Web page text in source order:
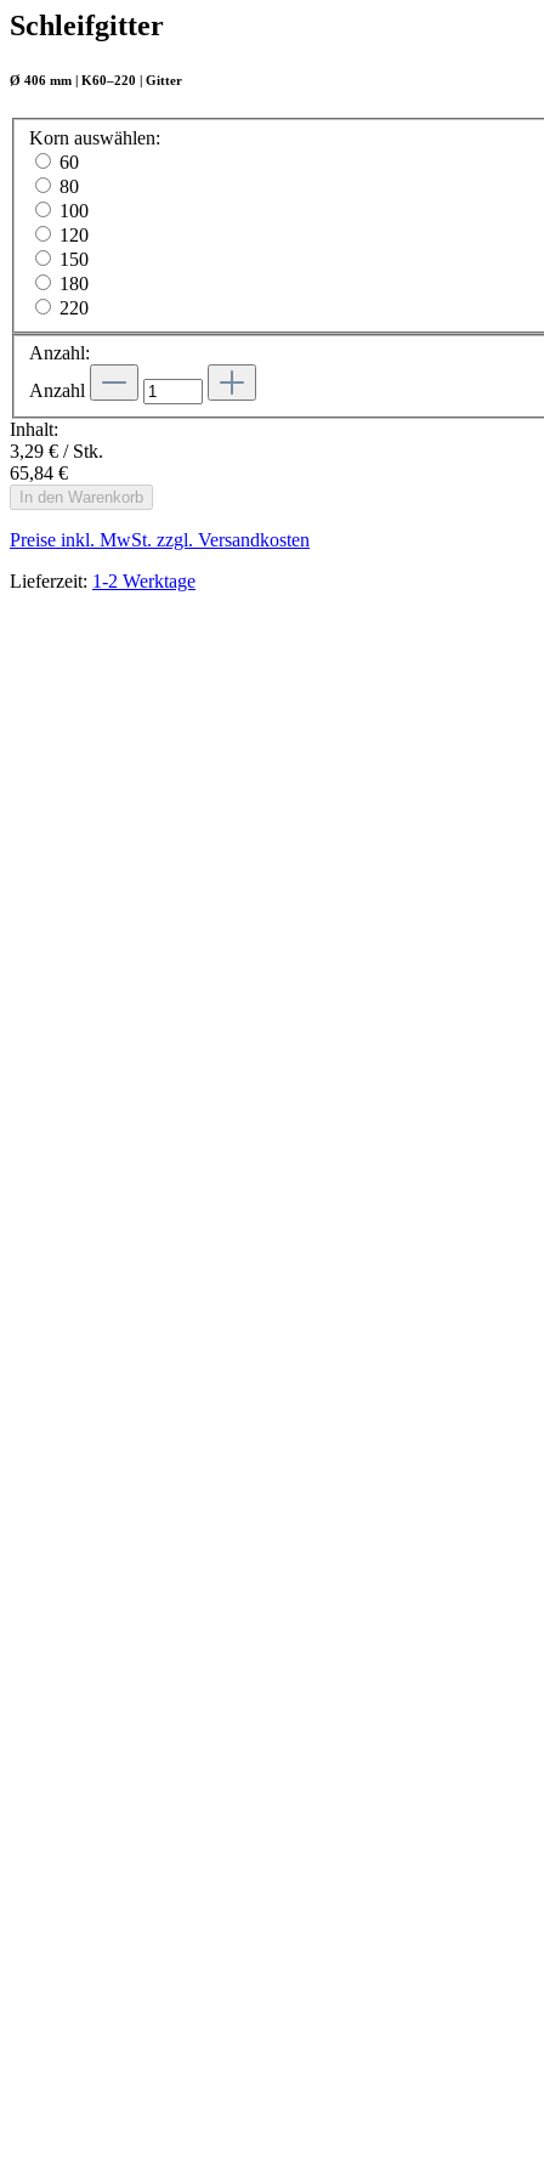
Schleifgitter
Ø 406 mm | K60–220 | Gitter
Korn auswählen:
60
80
100
120
150
180
220
Anzahl:
Anzahl
Inhalt:
3,29 € / Stk.
65,84 €
In den Warenkorb
Preise inkl. MwSt. zzgl. Versandkosten
Lieferzeit: 1-2 Werktage